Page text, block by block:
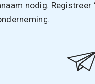
nodig. Registreer